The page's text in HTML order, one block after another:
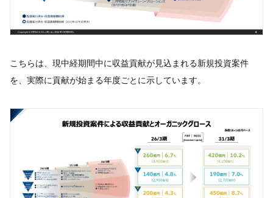
こちらは、現中経期間中に収益貢献が見込まれる新規投資案件
を、実際に貢献が始まる年度ごとに示しています。